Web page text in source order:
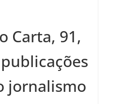
Carta, 91,
jornalismo